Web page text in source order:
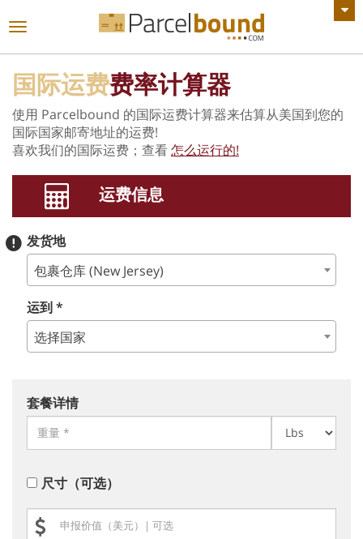
查看所有公告
切
航
国际运费费率计算器
使用 Parcelbound 的国际运费计算器来估算从美国到您的
国际国家邮寄地址的运费!
喜欢我们的国际运费；查看怎么运行的!
运费信息
发货地
包裹仓库 (New Jersey)
运到 *
选择国家
套餐详情
尺寸（可选）